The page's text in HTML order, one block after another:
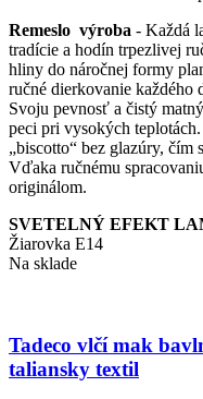
Remeslo výroba - Každá
tradície a hodín trpezlivej
hliny do náročnej formy
ručné dierkovanie každého
Svoju pevnosť a čistý
peci pri vysokých
„biscotto“ bez glazúry, čím
Vďaka ručnému
originálom.
SVETELNÝ EFEKT
Žiarovka E14
Na sklade
Tadeco vlčí mak
taliansky textil